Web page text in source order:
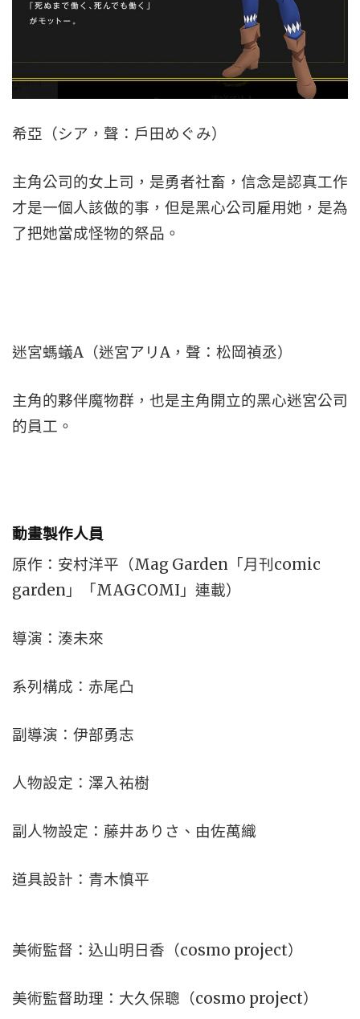
希亞（シア，聲：戶田めぐみ）
主角公司的女上司，是勇者社畜，信念是認真工作
才是一個人該做的事，但是黑心公司雇用她，是為
了把她當成怪物的祭品。
迷宮螞蟻A（迷宮アリA，聲：松岡禎丞）
主角的夥伴魔物群，也是主角開立的黑心迷宮公司
的員工。
動畫製作人員
原作：安村洋平（Mag Garden「月刊comic
garden」「MAGCOMI」連載）
導演：湊未來
系列構成：赤尾凸
副導演：伊部勇志
人物設定：澤入祐樹
副人物設定：藤井ありさ、由佐萬織
道具設計：青木慎平
美術監督：込山明日香（cosmo project）
美術監督助理：大久保聰（cosmo project）